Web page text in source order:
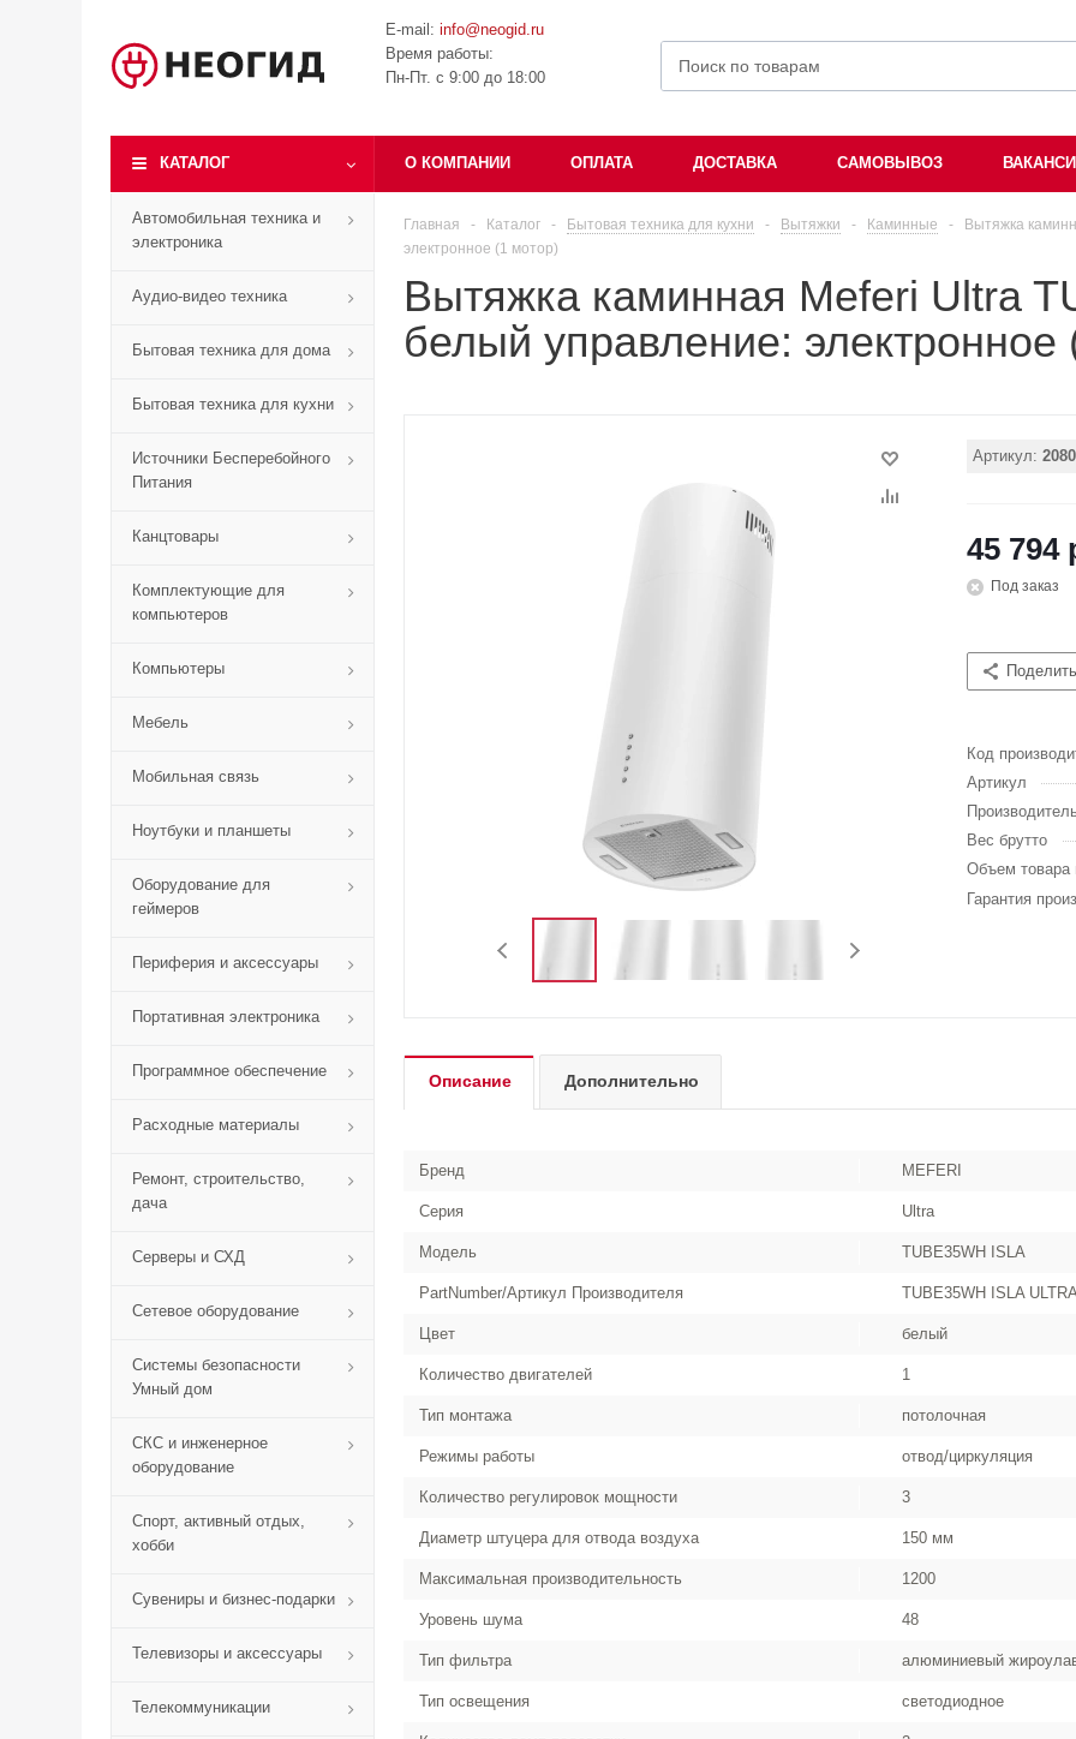
E-mail: info@neogid.ru
Время работы:
Пн-Пт. с 9:00 до 18:00
КАТАЛОГ О КОМПАНИИ ОПЛАТА ДОСТАВКА САМОВЫВОЗ
Автомобильная техника и
электроника
Аудио-видео техника
Бытовая техника для дома
Бытовая техника для кухни
Источники Бесперебойного
Питания
Канцтовары
Комплектующие для
компьютеров
Компьютеры
Мебель
Мобильная связь
Ноутбуки и планшеты
Оборудование для
геймеров
Периферия и аксессуары
Портативная электроника
Программное обеспечение
Расходные материалы
Ремонт, строительство,
дача
Серверы и СХД
Сетевое оборудование
Системы безопасности
Умный дом
СКС и инженерное
оборудование
Спорт, активный отдых,
хобби
Сувениры и бизнес-подарки
Телевизоры и аксессуары
Телекоммуникации
Главная - Каталог - Бытовая техника для кухни - Вытяжки - Каминные -
Вытяжка
электронное (1 мотор)
Вытяжка каминная Meferi Ultra
белый управление: электронное
Артикул:
45 794
Под заказ
Код
Артикул
Вес брутто
Объем товара
Гарантия
Описание Дополнительно
Бренд MEFERI
Серия Ultra
Модель TUBE35WH ISLA
PartNumber/Артикул Производителя TUBE35WH ISLA
Цвет белый
Количество двигателей 1
Тип монтажа потолочная
Режимы работы отвод/циркуляция
Количество регулировок мощности 3
Диаметр штуцера для отвода воздуха 150 мм
Максимальная производительность 1200
Уровень шума 48
Тип фильтра алюминиевый
Тип освещения cветодиодное